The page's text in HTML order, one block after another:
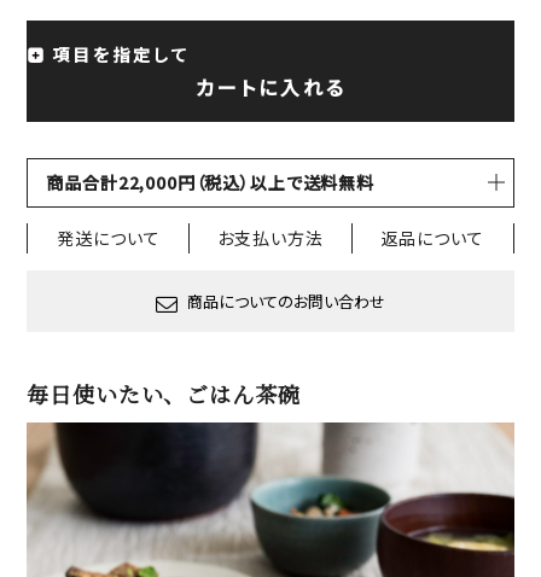
項目を指定して
カートに入れる
商品合計22,000円（税込）以上で送料無料
発送について お支払い方法 返品について
商品についてのお問い合わせ
毎日使いたい、ごはん茶碗